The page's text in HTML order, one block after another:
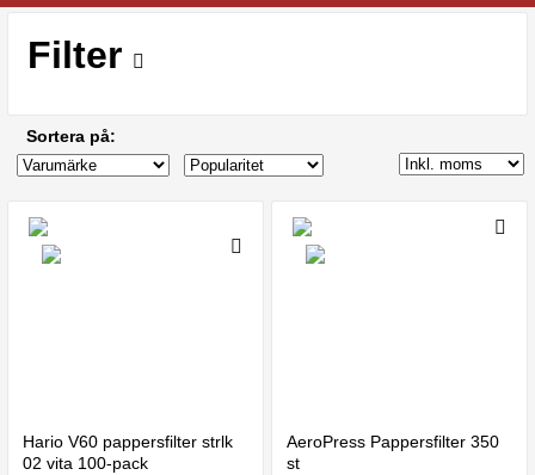
Filter
Sortera på:
Hario V60 pappersfilter strlk
02 vita 100-pack
AeroPress Pappersfilter 350
st